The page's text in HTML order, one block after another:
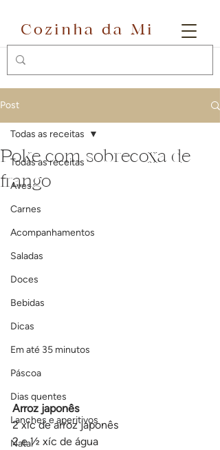
Cozinha da Mi
Post
Todas as receitas
Aves
Carnes
Acompanhamentos
Saladas
Doces
Bebidas
Dicas
Em até 35 minutos
Páscoa
Dias quentes
Lanches e aperitivos
Natal
Todas as receitas
Poke com sobrecoxa de
frango
Arroz japonês
2 xíc de arroz japonês
2 e ½ xíc de água